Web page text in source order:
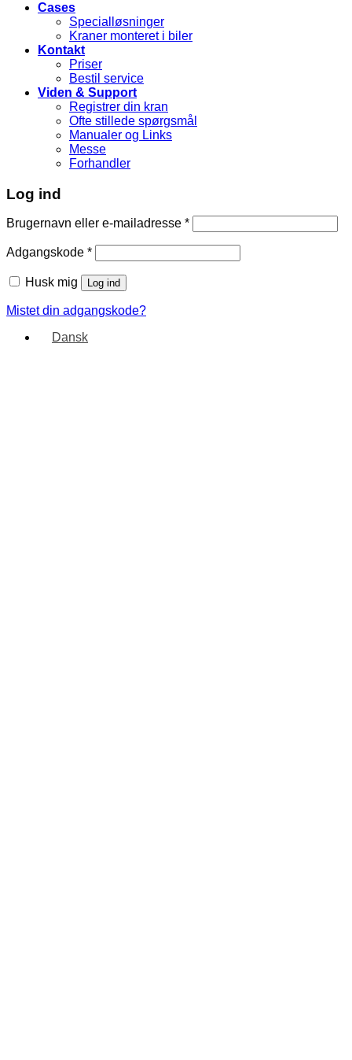
Cases
Specialløsninger
Kraner monteret i biler
Kontakt
Priser
Bestil service
Viden & Support
Registrer din kran
Ofte stillede spørgsmål
Manualer og Links
Messe
Forhandler
Log ind
Brugernavn eller e-mailadresse *
Adgangskode *
Husk mig Log ind
Mistet din adgangskode?
Dansk